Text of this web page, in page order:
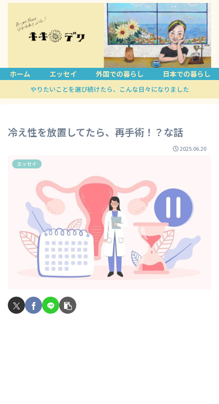
ホーム エッセイ 外国での暮らし 日本での暮らし
やりたいことを選び続けたら、こんな日々になりました
冷え性を放置してたら、再手術！？な話
2025.06.20
エッセイ